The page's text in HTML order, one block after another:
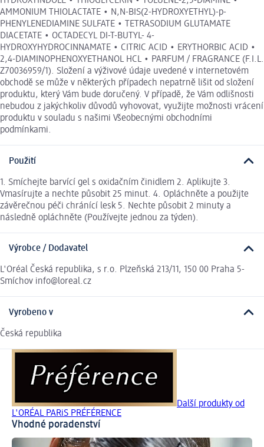
AMMONIUM THIOLACTATE • N,N-BIS(2-HYDROXYETHYL)-p-
PHENYLENEDIAMINE SULFATE • TETRASODIUM GLUTAMATE
DIACETATE • OCTADECYL DI-T-BUTYL- 4-
HYDROXYHYDROCINNAMATE • CITRIC ACID • ERYTHORBIC ACID •
2,4-DIAMINOPHENOXYETHANOL HCL • PARFUM / FRAGRANCE (F.I.L.
Z70036959/1). Složení a výživové údaje uvedené v internetovém
obchodě se může v některých případech nepatrně lišit od složení
produktu, který Vám bude doručený. V případě, že Vám odlišnosti
nebudou z jakýchkoliv důvodů vyhovovat, využijte možnosti vrácení
produktu v souladu s našimi Všeobecnými obchodními
podmínkami.
Použití
1. Smíchejte barvící gel s oxidačním činidlem 2. Aplikujte 3.
Vmasírujte a nechte působit 25 minut. 4. Opláchněte a použijte
závěrečnou péči chránící lesk 5. Nechte působit 2 minuty a
následně opláchněte (Používejte jednou za týden).
Výrobce / Dodavatel
L'Oréal Česká republika, s r.o. Plzeňská 213/11, 150 00 Praha 5-
Smíchov info@loreal.cz
Vyrobeno v
Česká republika
Další produkty od
L'ORÉAL PARiS PRÉFÉRENCE
Vhodné poradenství